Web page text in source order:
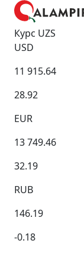
Курс UZS
USD
11 915.64
28.92
EUR
13 749.46
32.19
RUB
146.19
-0.18